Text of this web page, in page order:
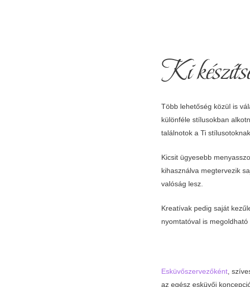
Ki
Több lehetőség közül is
különféle stílusokban
találnotok a Ti
Kicsit ügyesebb
kihasználva megtervezik
valóság lesz.
Kreatívak pedig saját
nyomtatóval is megoldható
Esküvőszervezőként ,
az egész esküvői